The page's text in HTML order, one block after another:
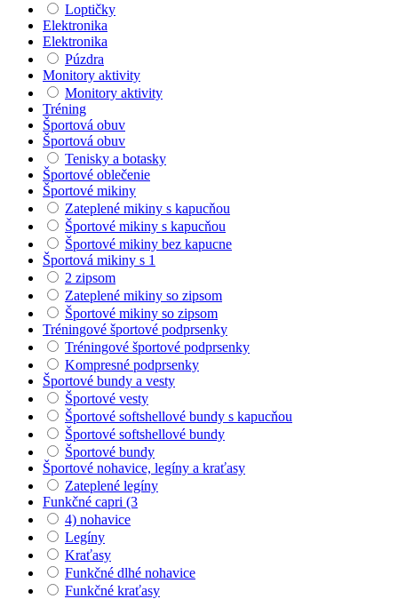
Loptičky
Elektronika
Elektronika
Púzdra
Monitory aktivity
Monitory aktivity
Tréning
Športová obuv
Športová obuv
Tenisky a botasky
Športové oblečenie
Športové mikiny
Zateplené mikiny s kapucňou
Športové mikiny s kapucňou
Športové mikiny bez kapucne
Športová mikiny s 1
2 zipsom
Zateplené mikiny so zipsom
Športové mikiny so zipsom
Tréningové športové podprsenky
Tréningové športové podprsenky
Kompresné podprsenky
Športové bundy a vesty
Športové vesty
Športové softshellové bundy s kapucňou
Športové softshellové bundy
Športové bundy
Športové nohavice, legíny a kraťasy
Zateplené legíny
Funkčné capri (3
4) nohavice
Legíny
Kraťasy
Funkčné dlhé nohavice
Funkčné kraťasy